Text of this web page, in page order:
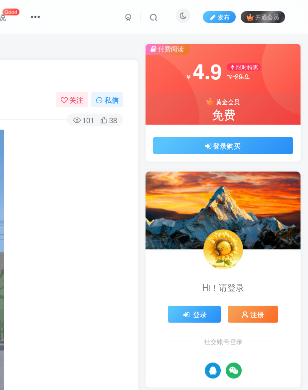
Good
发布 开通会员
关注 私信
101 38
付费阅读
￥ 4.9 限时特惠
￥29.9
黄金会员
免费
登录购买
Hi！请登录
登录 注册
社交账号登录